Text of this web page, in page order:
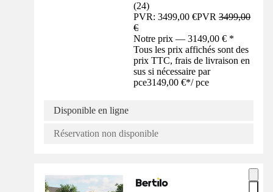
(24)
PVR: 3499,00 €PVR3499,00
€
Notre prix — 3149,00 € *
Tous les prix affichés sont des
prix TTC, frais de livraison en
sus si nécessaire par
pce3149,00 €*/ pce
Disponible en ligne
Réservation non disponible